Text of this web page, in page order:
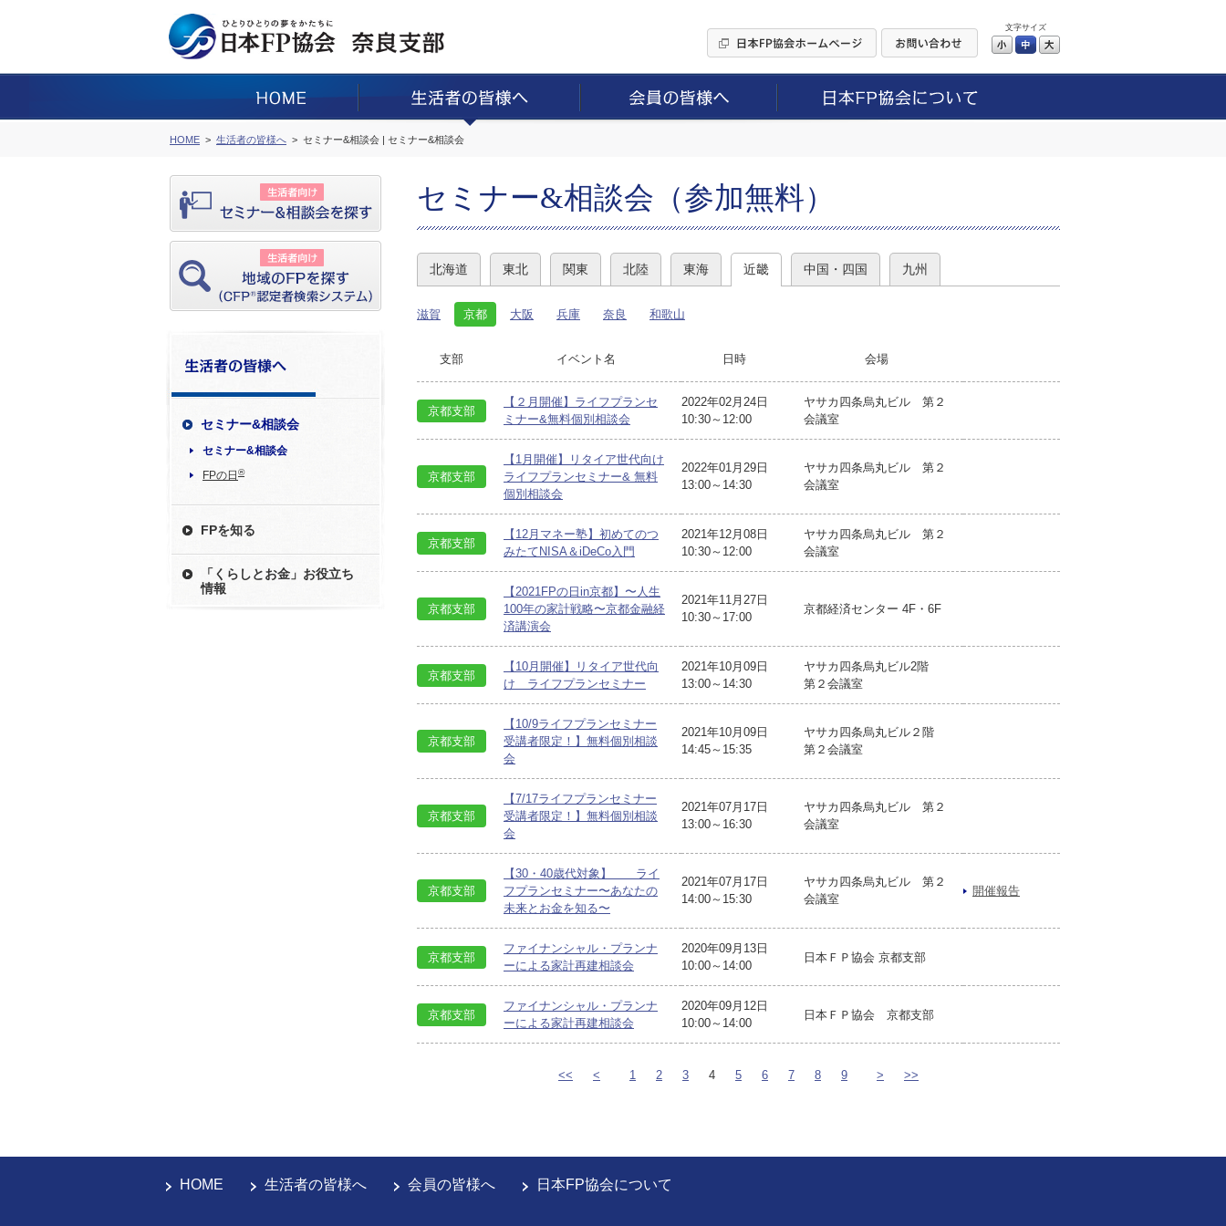
文字サイズ
小 中
HOME 生活者の皆様へ セミナー&相談会 | セミナー&相談会
セミナー&相談会
セミナー&相談会
FPの日 ®
FPを知る
「くらしとお金」お役立ち
情報
セミナー&相談会（参加無料）
北海道 東北 関東 北陸 東海 近畿 中国・四国 九州
滋賀 京都 大阪 兵庫 奈良 和歌山
支部 イベント名 日時 会場
京都支部
【２月開催】ライフプランセ
ミナー&無料個別相談会
2022年02月24日
10:30～12:00
ヤサカ四条烏丸ビル 第２
会議室
京都支部
【1月開催】リタイア世代向け
ライフプランセミナー& 無料
個別相談会
2022年01月29日
13:00～14:30
ヤサカ四条烏丸ビル 第２
会議室
京都支部
【12月マネー塾】初めてのつ
みたてNISA＆iDeCo入門
2021年12月08日
10:30～12:00
ヤサカ四条烏丸ビル 第２
会議室
京都支部
【2021FPの日in京都】〜人生
100年の家計戦略〜京都金融経
済講演会
2021年11月27日
10:30～17:00
京都経済センター 4F・6F
京都支部
【10月開催】リタイア世代向
け ライフプランセミナー
2021年10月09日
13:00～14:30
ヤサカ四条烏丸ビル2階
第２会議室
京都支部
【10/9ライフプランセミナー
受講者限定！】無料個別相談
会
2021年10月09日
14:45～15:35
ヤサカ四条烏丸ビル２階
第２会議室
京都支部
【7/17ライフプランセミナー
受講者限定！】無料個別相談
会
2021年07月17日
13:00～16:30
ヤサカ四条烏丸ビル 第２
会議室
京都支部
【30・40歳代対象】 ライ
フプランセミナー〜あなたの
未来とお金を知る〜
2021年07月17日
14:00～15:30
ヤサカ四条烏丸ビル 第２
会議室
開催報告
京都支部
ファイナンシャル・プランナ
ーによる家計再建相談会
2020年09月13日
10:00～14:00
日本ＦＰ協会 京都支部
京都支部
ファイナンシャル・プランナ
ーによる家計再建相談会
2020年09月12日
10:00～14:00
日本ＦＰ協会 京都支部
<< < 1 2 3 4 5 6 7 8 9 > >>
HOME 生活者の皆様へ 会員の皆様へ 日本FP協会について